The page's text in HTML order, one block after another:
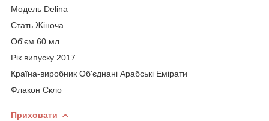
Модель Delina
Стать Жіноча
Об'єм 60 мл
Рік випуску 2017
Країна-виробник Об'єднані Арабські Емірати
Флакон Скло
Приховати